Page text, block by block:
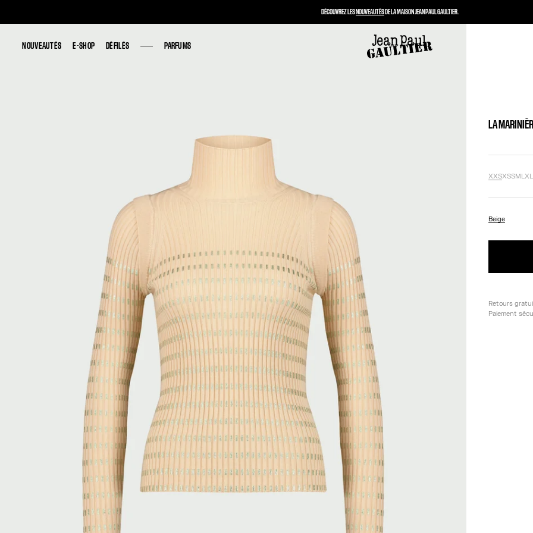
NOUVEAUTÉS E-SHOP DÉFILÉS PARFUMS
NOUVEAUTÉS E-SHOP DÉFILÉS PARFUMS
LA
XXSXSSMLXL
Beige
Retours
Paiement
DÉCOUVREZ LESNOUVEAUTÉSDE LA MAISON JEAN PAUL GAULTIER.